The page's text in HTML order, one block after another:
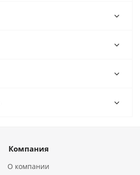
Компания
О компании